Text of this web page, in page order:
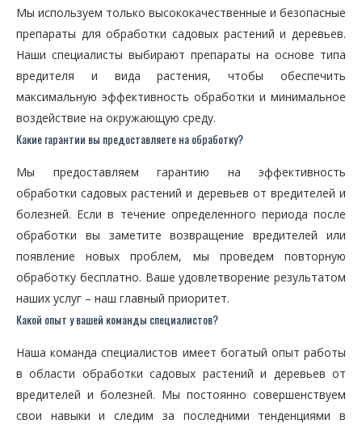
Мы используем только высококачественные и безопасные
препараты для обработки садовых растений и деревьев.
Наши специалисты выбирают препараты на основе типа
вредителя и вида растения, чтобы обеспечить
максимальную эффективность обработки и минимальное
воздействие на окружающую среду.
Какие гарантии вы предоставляете на обработку?
Мы предоставляем гарантию на эффективность
обработки садовых растений и деревьев от вредителей и
болезней. Если в течение определенного периода после
обработки вы заметите возвращение вредителей или
появление новых проблем, мы проведем повторную
обработку бесплатно. Ваше удовлетворение результатом
наших услуг – наш главный приоритет.
Какой опыт у вашей команды специалистов?
Наша команда специалистов имеет богатый опыт работы
в области обработки садовых растений и деревьев от
вредителей и болезней. Мы постоянно совершенствуем
свои навыки и следим за последними тенденциями в